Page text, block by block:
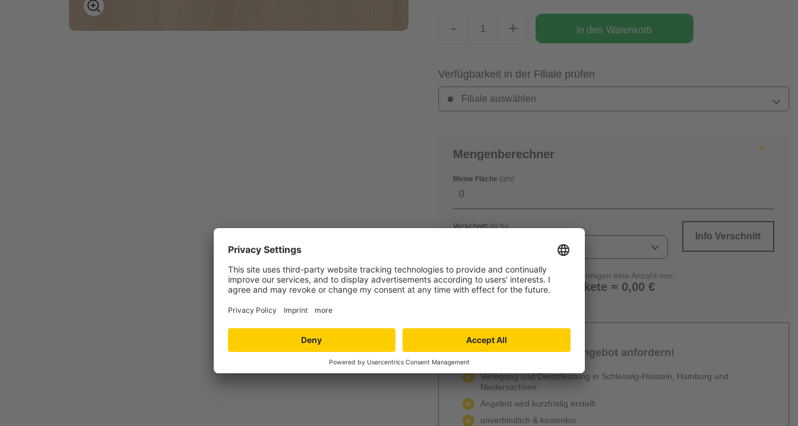
- + In den Warenkorb
Verfügbarkeit in der Filiale prüfen
Filiale auswählen
Mengenberechner
Meine Fläche (qm)
Verschnitt(in %)
Info Verschnitt
Berechnen
Sie benötigen eine Anzahl von:
0 Pakete = 0,00 €
Jetzt Ihr persönliches Angebot anfordern!
Verlegung und Dienstleistung in Schleswig-Holstein, Hamburg und
Niedersachsen
Angebot wird kurzfristig erstellt
unverbindlich & kostenlos